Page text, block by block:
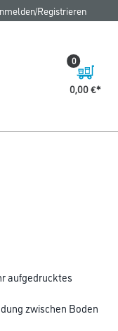
Registrieren
0,00 €
0
aufgedrucktes
zwischen Boden